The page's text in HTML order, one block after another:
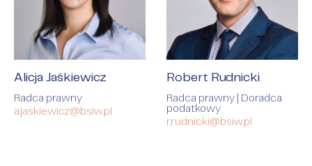
Alicja Jaśkiewicz
Radca prawny
a.jaskiewicz@bsiw.pl
Robert Rudnicki
Radca prawny | Doradca
podatkowy
r.rudnicki@bsiw.pl